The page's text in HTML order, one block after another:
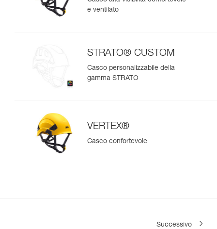
e ventilato
STRATO® CUSTOM
Casco personalizzabile della
gamma STRATO
VERTEX®
Casco confortevole
Successivo